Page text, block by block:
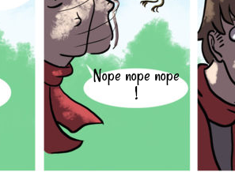
Nope nope nope
!